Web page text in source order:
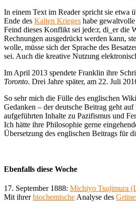
In einem Text im Reader spricht sie etwa
Ende des Kalten Krieges habe
Feind dieses Konflikt sei jede:r, di_er die
Rechnungen ausgedrückt werden kann,
wolle, müsse sich der Sprache des
sei. Auch die kreative Nutzung
Im April 2013 spendete Franklin ihre
Toronto. Drei Jahre später, am 22. Juli
So sehr mich die Fülle des englischen
Gedanken – der deutsche Beitrag geht
aufgeführten Inhalte zu Pazifismus und
Ich hätte ihre Philosophie gerne
Übersetzung des englischen Beitrags für
Ebenfalls diese Woche
17. September 1888: Michiyo Tsujimura
Mit ihrerbiochemische Analyse des